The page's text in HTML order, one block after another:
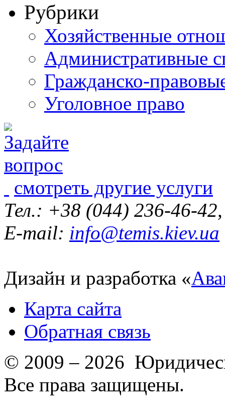
Рубрики
Хозяйственные
Административные
Гражданско-
Уголовное право
смотреть другие услуги
Тел.: +38 (044) 236-46-
E-mail: info@temis.kiev.ua
Дизайн и разработка «
Карта сайта
Обратная связь
© 2009 – 2026
Все права защищены.